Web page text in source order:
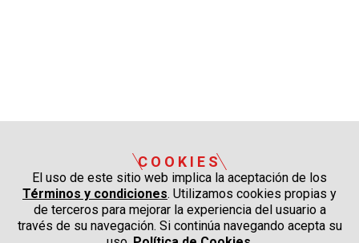
COOKIES
El uso de este sitio web implica la aceptación de los
Términos y condiciones. Utilizamos cookies propias y
de terceros para mejorar la experiencia del usuario a
través de su navegación. Si continúa navegando acepta su